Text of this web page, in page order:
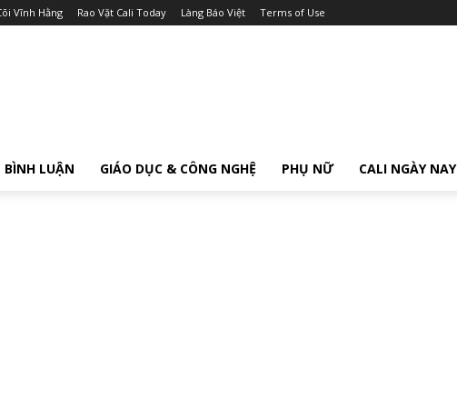
Vĩnh Hằng Rao Vặt Cali Today Làng Báo Việt Terms of Use
BÌNH LUẬN GIÁO DỤC & CÔNG NGHỆ PHỤ NỮ CALI NGÀY NAY